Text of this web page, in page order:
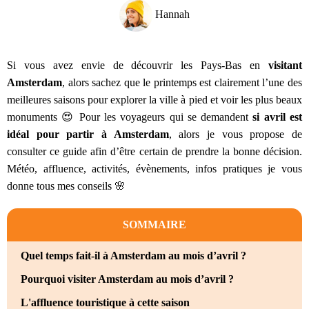
Hannah
Si vous avez envie de découvrir les Pays-Bas en visitant
Amsterdam, alors sachez que le printemps est clairement l’une des
meilleures saisons pour explorer la ville à pied et voir les plus beaux
monuments 😍 Pour les voyageurs qui se demandentsi avril est
idéal pour partir à Amsterdam, alors je vous propose de
consulter ce guide afin d’être certain de prendre la bonne décision.
Météo, affluence, activités, évènements, infos pratiques je vous
donne tous mes conseils 🌸
SOMMAIRE
Quel temps fait-il à Amsterdam au mois d’avril ?
Pourquoi visiter Amsterdam au mois d’avril ?
L'affluence touristique à cette saison